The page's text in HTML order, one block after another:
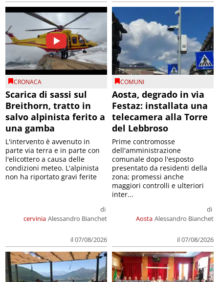
CRONACA
Scarica di sassi sul
Breithorn, tratto in
salvo alpinista ferito a
una gamba
cervinia
di
Alessandro Bianchet
il 07/08/2026
L'intervento è avvenuto in
parte via terra e in parte con
l'elicottero a causa delle
condizioni meteo. L'alpinista
non ha riportato gravi ferite
COMUNI
Aosta, degrado in via
Festaz: installata una
telecamera alla Torre
del Lebbroso
Aosta
di
Alessandro Bianchet
il 07/08/2026
Prime contromosse
dell'amministrazione
comunale dopo l'esposto
presentato da residenti della
zona; promessi anche
maggiori controlli e ulteriori
inter...